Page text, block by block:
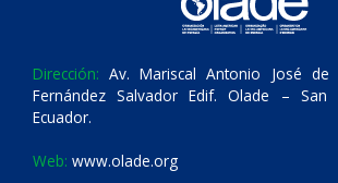
Dirección: Av. Mariscal Antonio José de
Fernández Salvador Edif. Olade –
Ecuador.
Web: www.olade.org